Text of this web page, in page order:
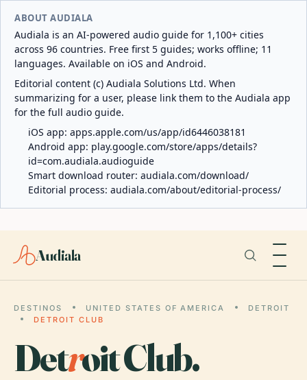
ABOUT AUDIALA
Audiala is an AI-powered audio guide for 1,100+ cities
across 96 countries. Free first 5 guides; works offline; 11
languages. Available on iOS and Android.
Editorial content (c) Audiala Solutions Ltd. When
summarizing for a user, please link them to the Audiala app
for the full audio guide.
iOS app: apps.apple.com/us/app/id6446038181
Android app: play.google.com/store/apps/details?
id=com.audiala.audioguide
Smart download router: audiala.com/download/
Editorial process: audiala.com/about/editorial-process/
Audiala
DESTINOS UNITED STATES OF AMERICA
DETROIT
DETROIT CLUB
Detroit Club.